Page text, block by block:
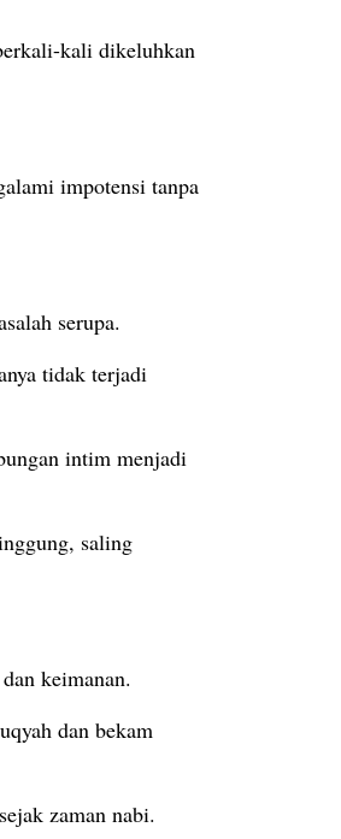
kali dikeluhkan
impotensi tanpa
serupa.
tidak terjadi
intim menjadi
saling
keimanan.
dan bekam
zaman nabi.